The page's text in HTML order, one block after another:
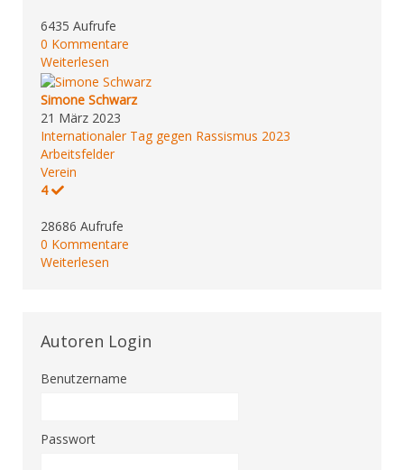
6435 Aufrufe
0 Kommentare
Weiterlesen
Simone Schwarz
21 März 2023
Internationaler Tag gegen Rassismus 2023
Arbeitsfelder
Verein
4
28686 Aufrufe
0 Kommentare
Weiterlesen
Autoren Login
Benutzername
Passwort